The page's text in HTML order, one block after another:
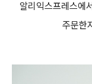
알리익스프레스에
주문한